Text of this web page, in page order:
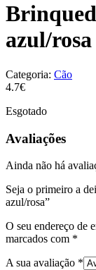
azul/rosa
Categoria: Cão
4.7€
Esgotado
Avaliações
Ainda não há
Seja o primeiro a
azul/rosa”
O seu endereço de
marcados com *
A sua avaliação *